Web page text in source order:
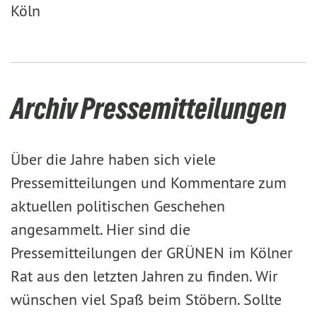
Köln
Archiv Pressemitteilungen
Über die Jahre haben sich viele
Pressemitteilungen und Kommentare zum
aktuellen politischen Geschehen
angesammelt. Hier sind die
Pressemitteilungen der GRÜNEN im Kölner
Rat aus den letzten Jahren zu finden. Wir
wünschen viel Spaß beim Stöbern. Sollte